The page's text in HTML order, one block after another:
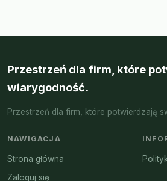
Przestrzeń dla firm, które
wiarygodność.
Przestrzeń dla firm, które potwierdzają
NAWIGACJA
Strona główna
Zaloguj się